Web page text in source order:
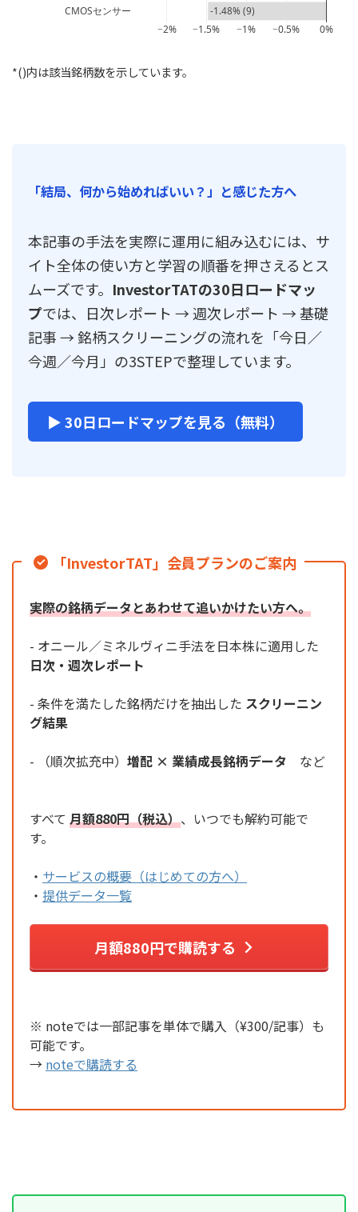
-1.48% (9)
−2% −1.5% −1% −0.5% 0%
CMOSセンサー
*()内は該当銘柄数を示しています。
「結局、何から始めればいい？」と感じた方へ
本記事の手法を実際に運用に組み込むには、サ
イト全体の使い方と学習の順番を押さえるとス
ムーズです。 InvestorTATの30日ロードマッ
プでは、日次レポート → 週次レポート → 基礎
記事 → 銘柄スクリーニングの流れを「今日／
今週／今月」の3STEPで整理しています。
▶ 30日ロードマップを見る（無料）
「InvestorTAT」会員プランのご案内
実際の銘柄データとあわせて追いかけたい方へ。
- オニール／ミネルヴィニ手法を日本株に適用した
日次・週次レポート
- 条件を満たした銘柄だけを抽出した スクリーニン
グ結果
- （順次拡充中） 増配 × 業績成長銘柄データ など
すべて 月額880円（税込）、いつでも解約可能で
す。
・ サービスの概要（はじめての方へ）
・ 提供データ一覧
月額880円で購読する
※ noteでは一部記事を単体で購入（¥300/記事）も
可能です。
→ noteで購読する